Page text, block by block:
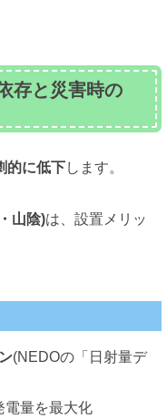
存と災害時の
的に低下します。
山陰)は、設置メリッ
(NEDOの「日射量デ
電量を最大化